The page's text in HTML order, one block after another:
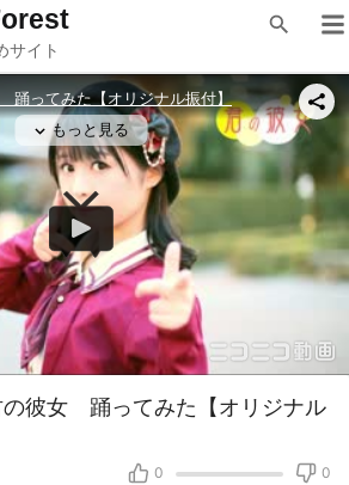
サイト
の彼女 踊ってみた【オリジナル
0 0